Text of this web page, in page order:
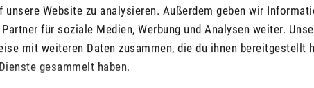
unsere Website zu analysieren. Außerdem geben wir
für soziale Medien, Werbung und Analysen weiter.
mit weiteren Daten zusammen, die du ihnen bereitgestellt
gesammelt haben.
Vielfältige
Repel ist geeignet